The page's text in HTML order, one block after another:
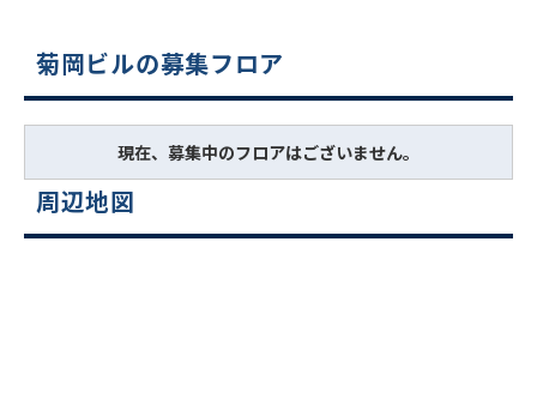
菊岡ビルの募集フロア
現在、募集中のフロアはございません。
周辺地図